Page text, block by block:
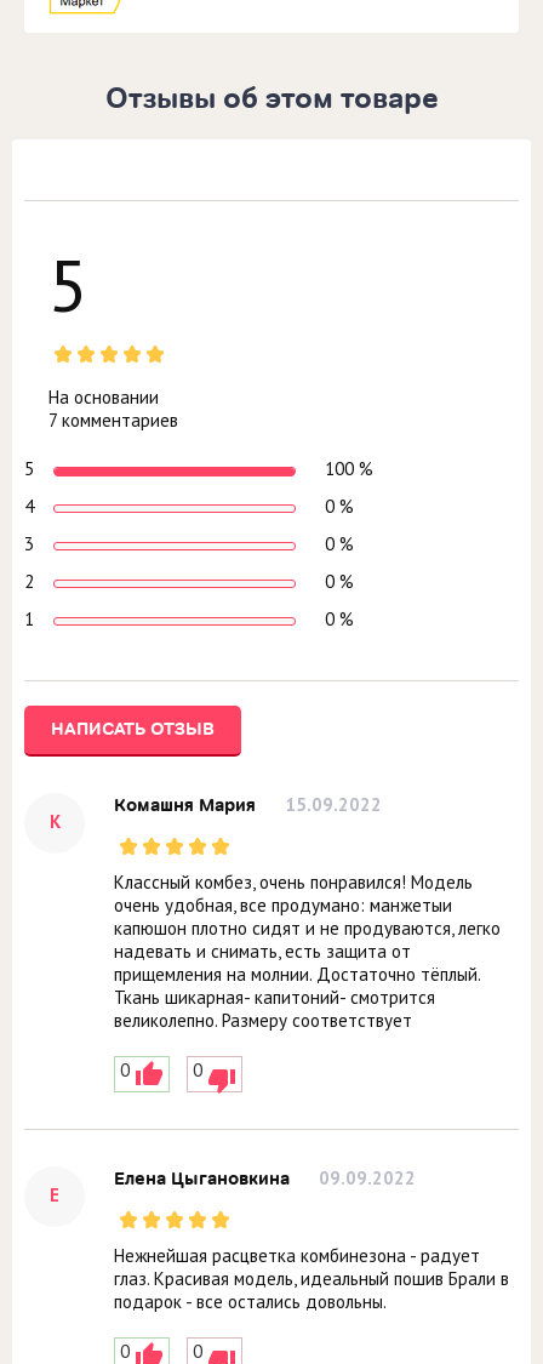
Отзывы об этом товаре
5
На основании
7 комментариев
5
100 %
4
0 %
3
0 %
2
0 %
1
0 %
НАПИСАТЬ ОТЗЫВ
К
Комашня Мария 15.09.2022
Классный комбез, очень понравился! Модель
очень удобная, все продумано: манжетыи
капюшон плотно сидят и не продуваются, легко
надевать и снимать, есть защита от
прищемления на молнии. Достаточно тёплый.
Ткань шикарная- капитоний- смотрится
великолепно. Размеру соответствует
0 0
Е
Елена Цыгановкина 09.09.2022
Нежнейшая расцветка комбинезона - радует
глаз. Красивая модель, идеальный пошив Брали в
подарок - все остались довольны.
0 0